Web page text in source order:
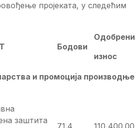
пројеката, у следећим
Бодови
Одобрени
износ
и промоција производње
заштита
71.4 110,400.00